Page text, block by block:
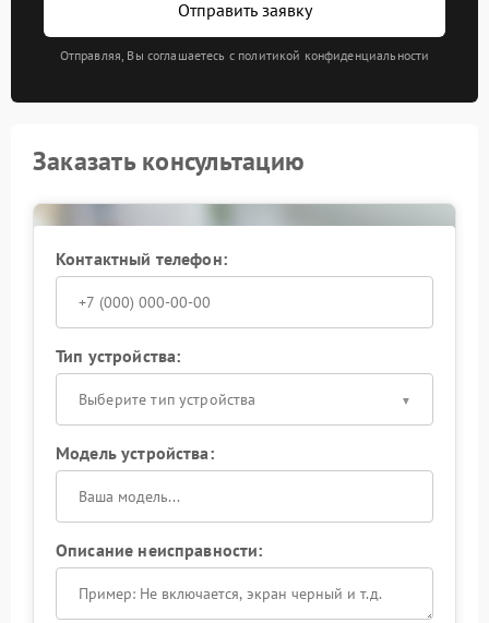
Отправить заявку
Отправляя, Вы соглашаетесь с политикой конфиденциальности
Заказать консультацию
Контактный телефон:
Тип устройства:
Выберите тип устройства
Модель устройства:
Описание неисправности: